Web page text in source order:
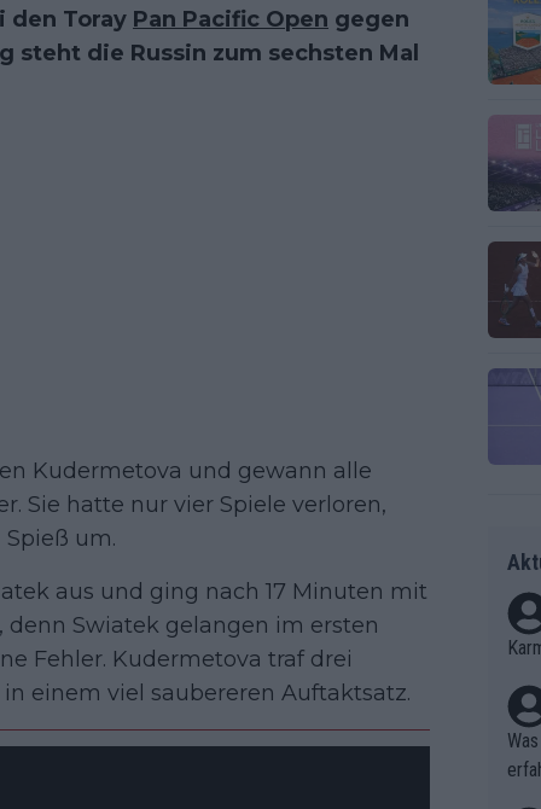
den Toray Pan Pacific Open gegen
steht die Russin zum sechsten Mal
Kudermetova und gewann alle
Sie hatte nur vier Spiele verloren,
Spieß um.
aus und ging nach 17 Minuten mit
denn Swiatek gelangen im ersten
Fehler. Kudermetova traf drei
einem viel saubereren Auftaktsatz.